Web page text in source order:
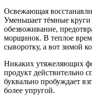
Освежающая
Уменьшает тёмные круги
обезвоживание,
морщинок. В теплое
сыворотку, а вот зимой
Никаких утяжеляющих
продукт действительно
буквально пробуждает
более упругой.